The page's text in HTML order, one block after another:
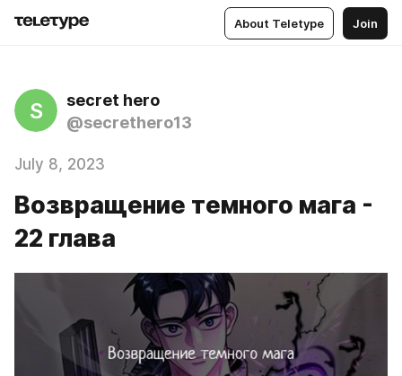
About Teletype Join
S
secret hero
@secrethero13
July 8, 2023
Возвращение темного мага -
22 глава